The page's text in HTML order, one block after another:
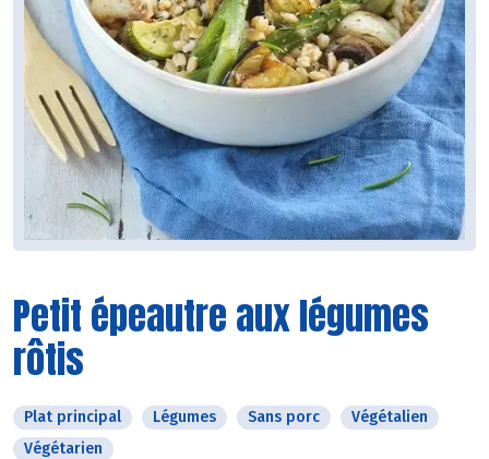
Petit épeautre aux légumes
rôtis
Plat principal Légumes Sans porc
Végétalien
Végétarien